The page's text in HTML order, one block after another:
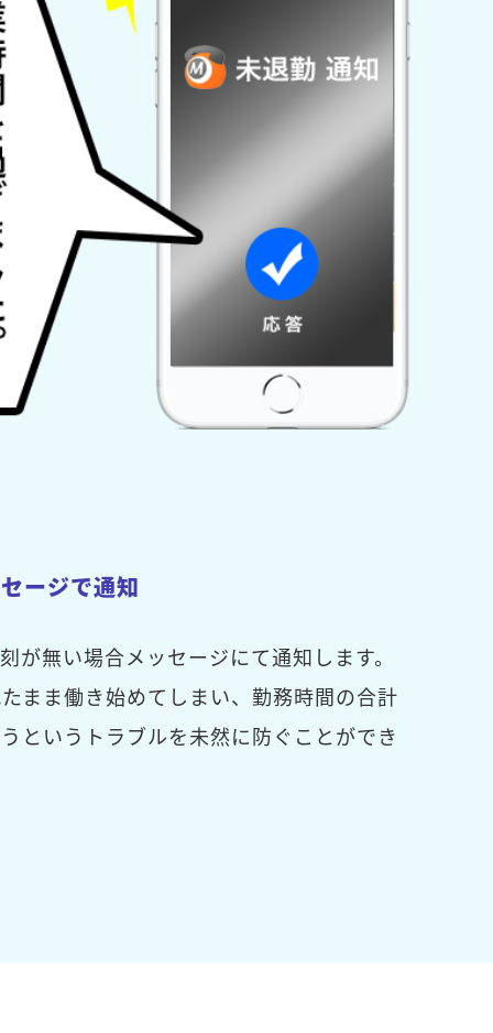
ージで通知
が無い場合メッセージにて通知します。
まま働き始めてしまい、勤務時間の合計
というトラブルを未然に防ぐことができ